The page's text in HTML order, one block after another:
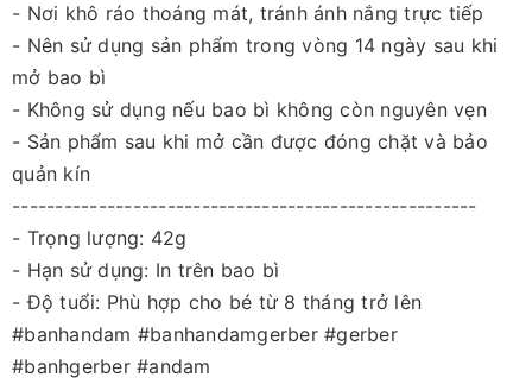
- Nơi khô ráo thoáng mát, tránh ánh nắng trực tiếp
- Nên sử dụng sản phẩm trong vòng 14 ngày sau khi
mở bao bì
- Không sử dụng nếu bao bì không còn nguyên vẹn
- Sản phẩm sau khi mở cần được đóng chặt và bảo
quản kín
------------------------------------------------------
- Trọng lượng: 42g
- Hạn sử dụng: In trên bao bì
- Độ tuổi: Phù hợp cho bé từ 8 tháng trở lên
#banhandam #banhandamgerber #gerber
#banhgerber #andam